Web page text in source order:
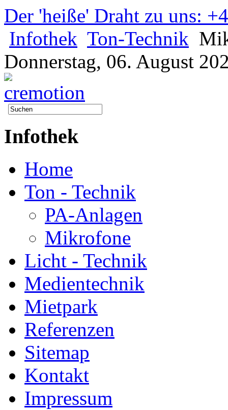
Der 'heiße' Draht zu uns:
Infothek Ton-Technik
Donnerstag, 06. August
Infothek
Home
Ton - Technik
PA-Anlagen
Mikrofone
Licht - Technik
Medientechnik
Mietpark
Referenzen
Sitemap
Kontakt
Impressum